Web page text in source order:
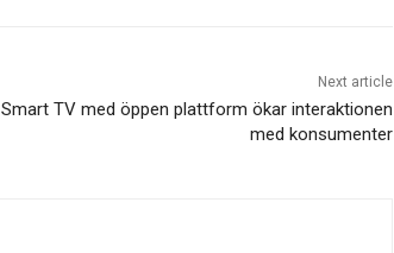
Next article
Smart TV med öppen plattform ökar interaktionen
med konsumenter